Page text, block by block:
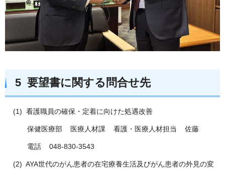
5 要望書に関する問合せ先
(1) 看護職員の確保・定着に向けた処遇改善
保健医療部 医療人材課 看護・医療人材担当 佐藤
電話 048-830-3543
(2) AYA世代のがん患者の在宅療養生活及びがん患者の外見の変